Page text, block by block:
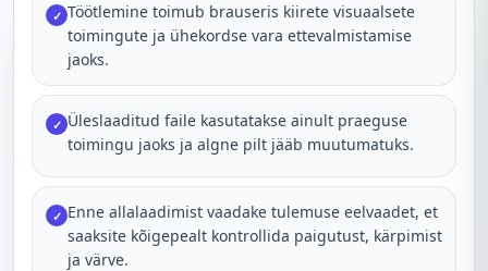
✓ Töötlemine toimub brauseris kiirete visuaalsete
toimingute ja ühekordse vara ettevalmistamise
jaoks.
✓ Üleslaaditud faile kasutatakse ainult praeguse
toimingu jaoks ja algne pilt jääb muutumatuks.
✓ Enne allalaadimist vaadake tulemuse eelvaadet, et
saaksite kõigepealt kontrollida paigutust, kärpimist
ja värve.